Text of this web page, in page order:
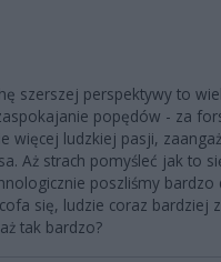
szerszej perspektywy to
popędów - za
więcej ludzkiej pasji,
Aż strach pomyśleć jak to
poszliśmy
się, ludzie coraz bardziej
tak bardzo?